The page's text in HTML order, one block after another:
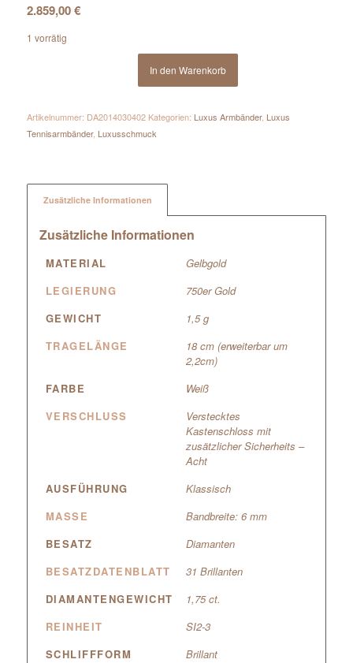
2.859,00€
1 vorrätig
In den Warenkorb
Artikelnummer: DA2014030402 Kategorien: Luxus Armbänder, Luxus
Tennisarmbänder, Luxusschmuck
Zusätzliche Informationen
Zusätzliche Informationen
MATERIAL
Gelbgold
LEGIERUNG
750er Gold
GEWICHT
1,5 g
TRAGELÄNGE
18 cm (erweiterbar um
2,2cm)
FARBE
Weiß
VERSCHLUSS
Verstecktes
Kastenschloss mit
zusätzlicher Sicherheits –
Acht
AUSFÜHRUNG
Klassisch
MASSE
Bandbreite: 6 mm
BESATZ
Diamanten
BESATZDATENBLATT
31 Brillanten
DIAMANTENGEWICHT
1,75 ct.
REINHEIT
SI2-3
SCHLIFFFORM
Brillant